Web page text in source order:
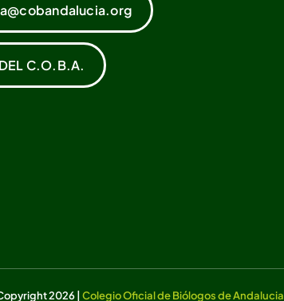
C.O.B.A.
2026 | Colegio Oficial de Biólogos de Andalucia